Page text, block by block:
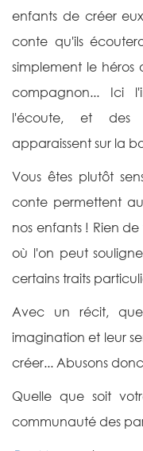
enfants de créer
conte qu'ils
simplement le héros
compagnon... Ici
l'écoute, et des
apparaissent sur la
Vous êtes plutôt
conte permettent
nos enfants ! Rien de
où l'on peut
certains traits
Avec un récit,
imagination et leur
créer... Abusons
Quelle que soit
communauté des